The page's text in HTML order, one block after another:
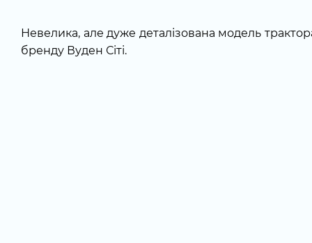
Невелика, але дуже деталізована модель
бренду Вуден Сіті.